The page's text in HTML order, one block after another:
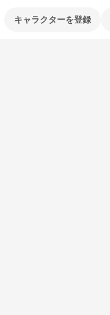
キャラクターを登録